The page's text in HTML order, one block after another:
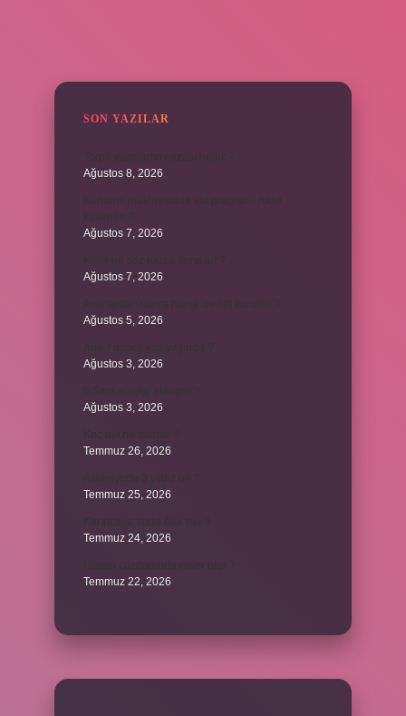
SON YAZILAR
Torpil yapmanın cezası nedir ?
Ağustos 8, 2026
Kurutma makinesinde kot programı nasıl
Ağustos 7, 2026
Ağustos 7, 2026
Ağustos 5, 2026
Ağustos 3, 2026
Ağustos 3, 2026
Temmuz 26, 2026
Temmuz 25, 2026
Temmuz 24, 2026
Temmuz 22, 2026